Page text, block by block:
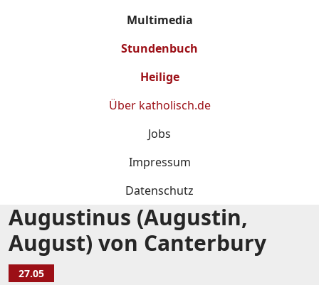
Multimedia
Stundenbuch
Heilige
Über katholisch.de
Jobs
Impressum
Datenschutz
Augustinus (Augustin,
August) von Canterbury
27.05